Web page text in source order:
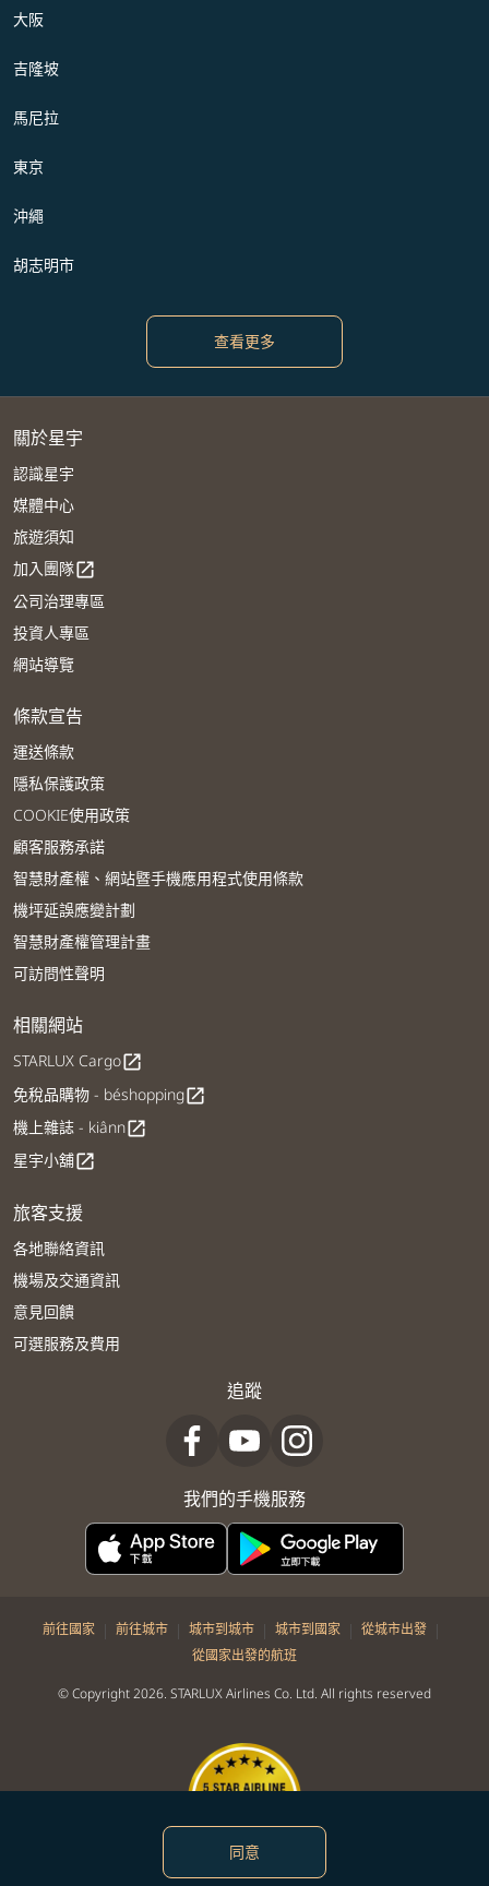
同意
大阪
吉隆坡
馬尼拉
東京
沖繩
胡志明市
查看更多
關於星宇
認識星宇
媒體中心
旅遊須知
加入團隊open_in_new
公司治理專區
投資人專區
網站導覽
條款宣告
運送條款
隱私保護政策
COOKIE使用政策
顧客服務承諾
智慧財產權、網站暨手機應用程式使用條款
機坪延誤應變計劃
智慧財產權管理計畫
可訪問性聲明
相關網站
STARLUX Cargoopen_in_new
免稅品購物 - béshoppingopen_in_new
機上雜誌 - kiânnopen_in_new
星宇小舖open_in_new
旅客支援
各地聯絡資訊
機場及交通資訊
意見回饋
可選服務及費用
追蹤
我們的手機服務
前往國家 | 前往城市 | 城市到城市 | 城市到國家 | 從城市出發 |
從國家出發的航班
© Copyright 2026. STARLUX Airlines Co. Ltd. All rights reserved